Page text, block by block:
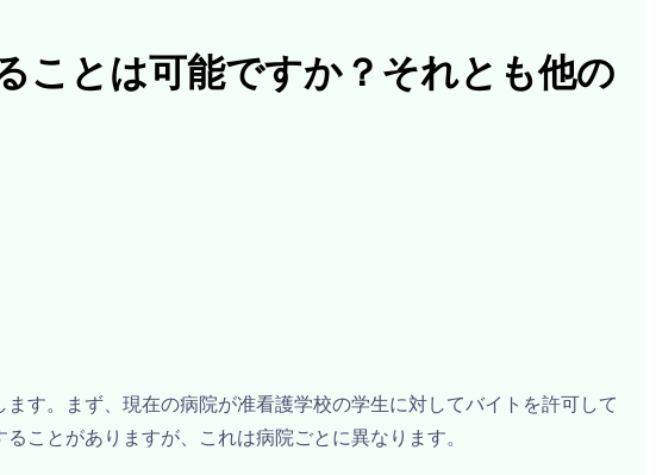
ことは可能ですか？それとも他の
す。まず、現在の病院が准看護学校の学生に対してバイトを許可して
ことがありますが、これは病院ごとに異なります。